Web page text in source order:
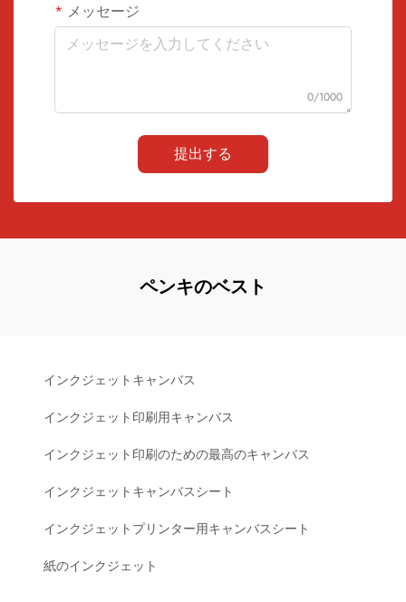
メッセージ
0/1000
提出する
ペンキのベスト
インクジェットキャンバス
インクジェット印刷用キャンバス
インクジェット印刷のための最高のキャンバス
インクジェットキャンバスシート
インクジェットプリンター用キャンバスシート
紙のインクジェット